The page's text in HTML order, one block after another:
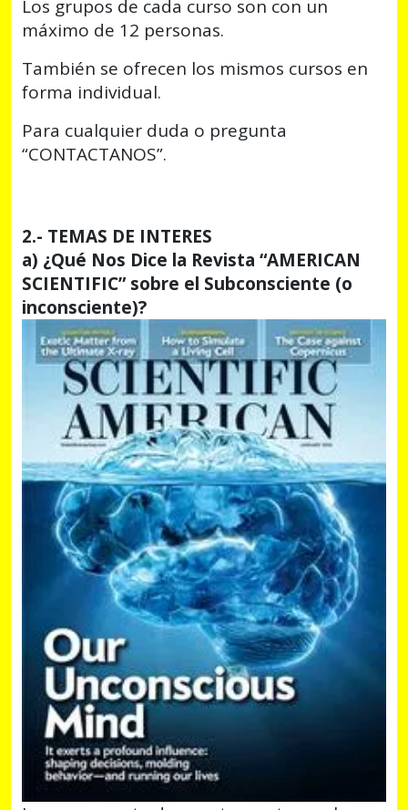
Los grupos de cada curso son con un
máximo de 12 personas.
También se ofrecen los mismos cursos en
forma individual.
Para cualquier duda o pregunta
“CONTACTANOS”.
2.- TEMAS DE INTERES
a) ¿Qué Nos Dice la Revista “AMERICAN
SCIENTIFIC” sobre el Subconsciente (o
inconsciente)?